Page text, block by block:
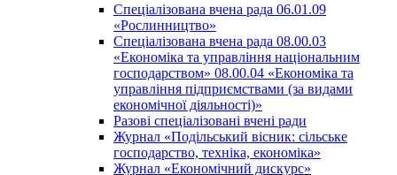
Спеціалізована вчена рада 06.01.09
«Рослинництво»
Спеціалізована вчена рада 08.00.03
«Економіка та управління національним
господарством» 08.00.04 «Економіка та
управління підприємствами (за видами
економічної діяльності)»
Разові спеціалізовані вчені ради
Журнал «Подільський вісник: сільське
господарство, техніка, економіка»
Журнал «Економічний дискурс»